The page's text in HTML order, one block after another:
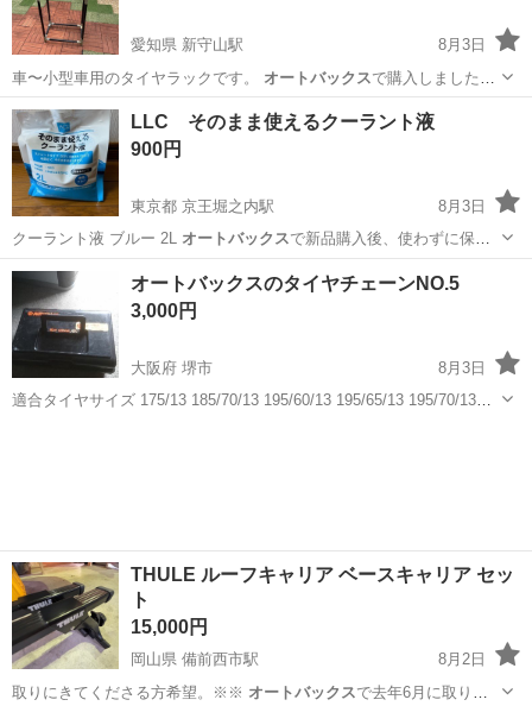
愛知県 新守山駅
8月3日
車〜小型車用のタイヤラックです。 オートバックスで購入しました。
屋外で使用してた…
愛知 名古屋市 新守山駅 その他
LLC そのまま使えるクーラント液
900円
東京都 京王堀之内駅
8月3日
クーラント液 ブルー 2L オートバックスで新品購入後、使わずに保管
してあっ…
東京 京王堀之内駅 メンテナンス用品
クーラント
オートバックスのタイヤチェーンNO.5
3,000円
大阪府 堺市
8月3日
適合タイヤサイズ 175/13 185/70/13 195/60/13 195/65/13 195/70/13
THULE ルーフキャリア ベースキャリア セッ
ト
15,000円
岡山県 備前西市駅
8月2日
取りにきてくださる方希望。※※ オートバックスで去年6月に取り付